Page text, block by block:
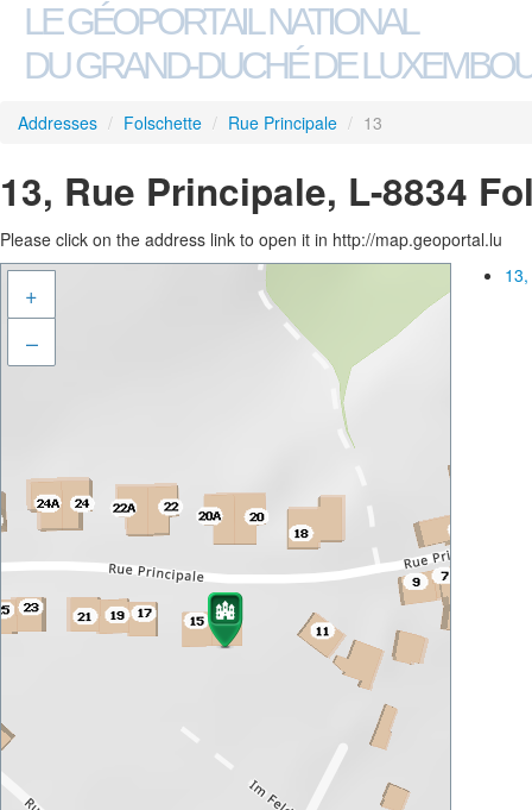
LE GÉOPORTAIL NATIONAL
DU GRAND-DUCHÉ DE
Addresses / Folschette / Rue Principale / 13
13, Rue Principale, L-8834
Please click on the address link to open it in http://map.geoportal.lu
+
–